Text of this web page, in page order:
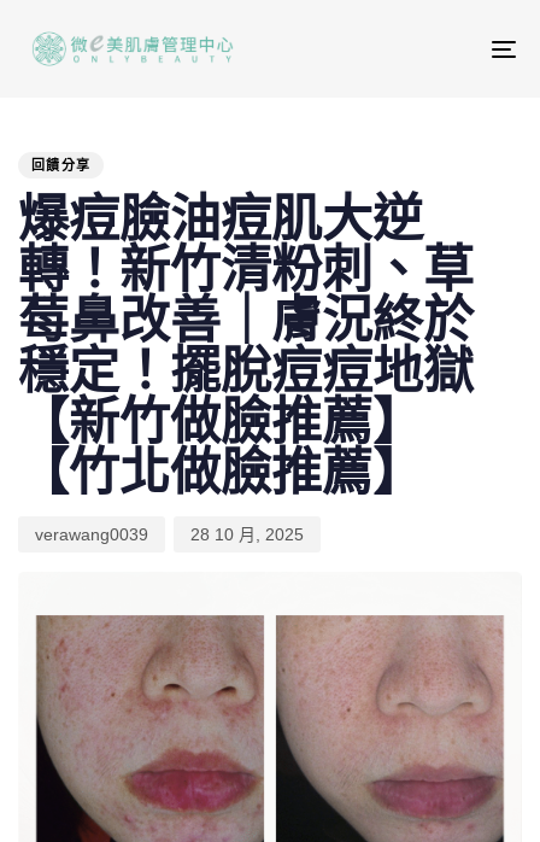
回饋分享
爆痘臉油痘肌大逆
轉！新竹清粉刺、草
莓鼻改善｜膚況終於
穩定！擺脫痘痘地獄
【新竹做臉推薦】
【竹北做臉推薦】
verawang0039 28 10 月, 2025